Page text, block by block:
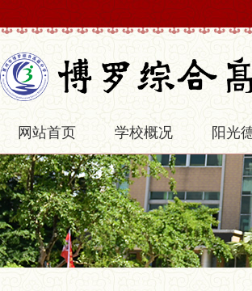
网站首页 学校概况 阳光